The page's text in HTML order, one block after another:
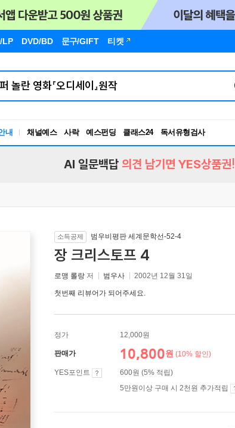
LP DVD/BD 문구/GIFT 티켓
내 채널예스 사락 예스펀딩 클래스24
독서유형검사
RBTI Lab
AI 일문백답 의견 남기면 YES상품권!
소득공제 범우비평판 세계문학선-52-4
장 크리스토프 4
로맹 롤랑 저 범우사 2002년 12월 31일
첫번째 리뷰어가 되어주세요.
정가 12,000원
판매가 10,800원 (10% 할인)
YES포인트
600원 (5% 적립)
5만원이상 구매 시 2천원 추가적립